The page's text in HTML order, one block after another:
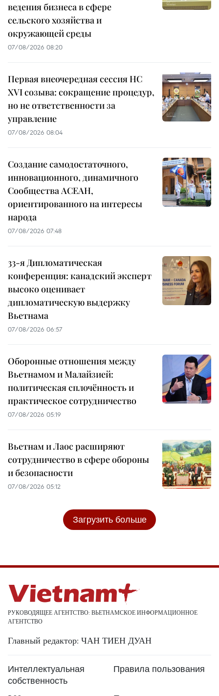
ведения бизнеса в сфере
сельского хозяйства и
окружающей среды
07/08/2026 08:20
Первая внеочередная сессия НС
XVI созыва: сокращение процедур,
но не ответственности за
управление
07/08/2026 08:04
Создание самодостаточного,
инновационного, динамичного
Сообщества АСЕАН,
ориентированного на интересы
народа
07/08/2026 07:48
33-я Дипломатическая
конференция: канадский эксперт
высоко оценивает
дипломатическую выдержку
Вьетнама
07/08/2026 06:57
Оборонные отношения между
Вьетнамом и Малайзией:
политическая сплочённость и
практическое сотрудничество
07/08/2026 05:19
Вьетнам и Лаос расширяют
сотрудничество в сфере обороны
и безопасности
07/08/2026 05:12
Загрузить больше
РУКОВОДЯЩЕЕ АГЕНТСТВО: ВЬЕТНАМСКОЕ ИНФОРМАЦИОННОЕ
АГЕНТСТВО
Главный редактор: ЧАН ТИЕН ДУАН
Интеллектуальная
собственность
Правила пользования